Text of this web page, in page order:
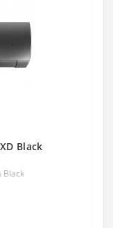
Black
Black